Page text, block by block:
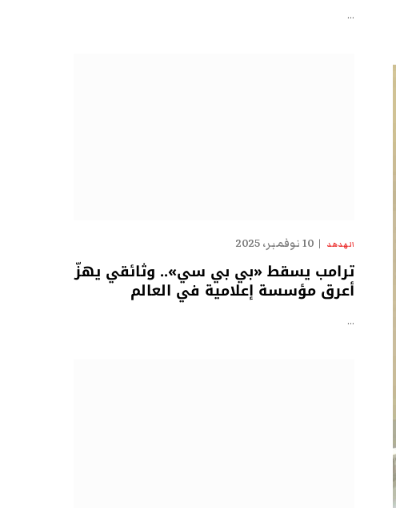
…
الهدهد 10 نوفمبر، 2025
ترامب يسقط «بي بي سي».. وثائقي يهزّ
أعرق مؤسسة إعلامية في العالم
…